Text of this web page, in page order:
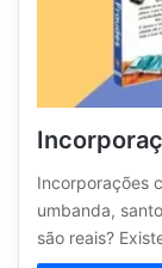
Incorporações
umbanda,
são reais?